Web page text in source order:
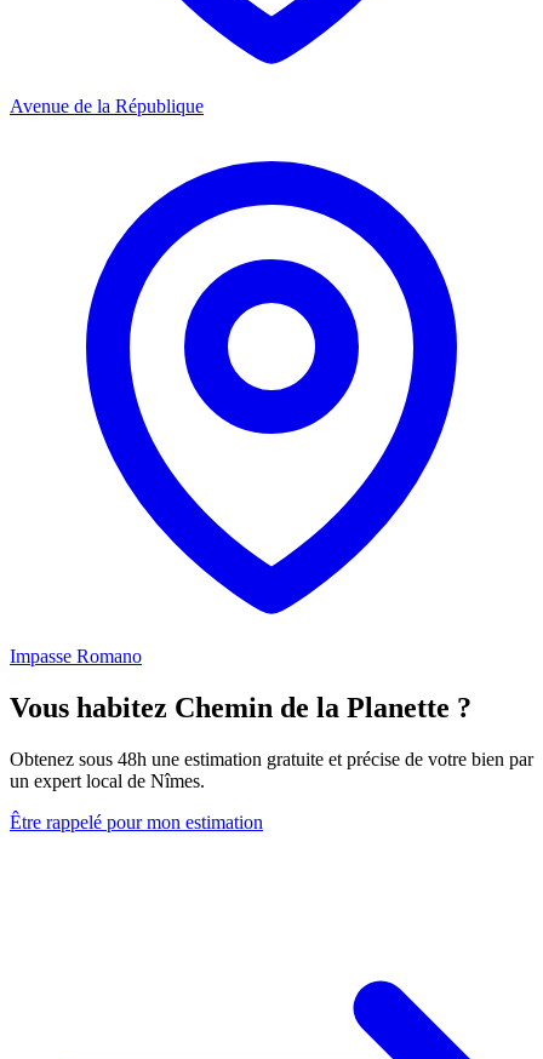
Avenue de la République
Impasse Romano
Vous habitez Chemin de la Planette ?
Obtenez sous 48h une estimation gratuite et précise de votre bien par
un expert local de Nîmes.
Être rappelé pour mon estimation